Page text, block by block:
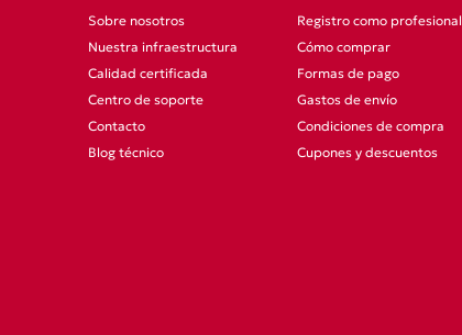
Sobre nosotros
Nuestra infraestructura
Calidad certificada
Centro de soporte
Contacto
Blog técnico
Registro como profesional
Cómo comprar
Formas de pago
Gastos de envío
Condiciones de compra
Cupones y descuentos